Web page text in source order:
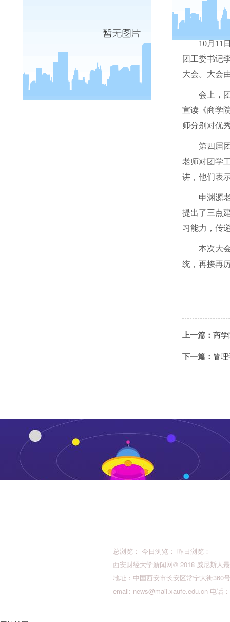
10月 11
团工委书记
大会。大会
会上，
宣读《商学
师分别对优
第四届
老师对团学
讲，他们表
申渊源
提出了三点
习能力，传
本次大
统，再接再
上一篇： 商
下一篇： 管
总浏览： 今日浏览： 昨日浏览：
西安财经大学新闻网© 2018 威尼斯人
地址：中国西安市长安区常宁大街360
email: news@mail.xaufe.edu.cn 电话